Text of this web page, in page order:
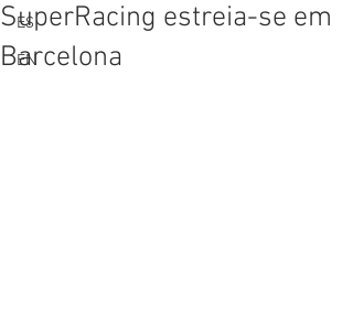
ES
EN
SuperRacing estreia-se em
Barcelona